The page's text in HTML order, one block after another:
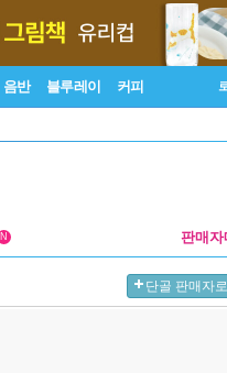
음반 블루레이 커피
N 판매자
단골 판매자